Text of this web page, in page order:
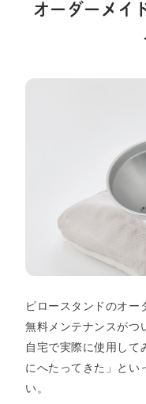
オーダーメイ
ピロースタンドのオー
無料メンテナンスがつ
自宅で実際に使用して
にへたってきた」とい
い。